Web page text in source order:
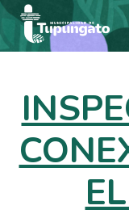
Ir
contenido